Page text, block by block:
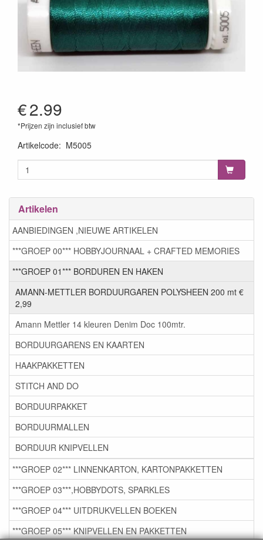
€2.99
*Prijzen zijn inclusief btw
Artikelcode: M5005
Artikelen
AANBIEDINGEN ,NIEUWE ARTIKELEN
***GROEP 00*** HOBBYJOURNAAL + CRAFTED MEMORIES
***GROEP 01*** BORDUREN EN HAKEN
AMANN-METTLER BORDUURGAREN POLYSHEEN 200 mt €
2,99
Amann Mettler 14 kleuren Denim Doc 100mtr.
BORDUURGARENS EN KAARTEN
HAAKPAKKETTEN
STITCH AND DO
BORDUURPAKKET
BORDUURMALLEN
BORDUUR KNIPVELLEN
***GROEP 02*** LINNENKARTON, KARTONPAKKETTEN
***GROEP 03***,HOBBYDOTS, SPARKLES
***GROEP 04*** UITDRUKVELLEN BOEKEN
***GROEP 05*** KNIPVELLEN EN PAKKETTEN